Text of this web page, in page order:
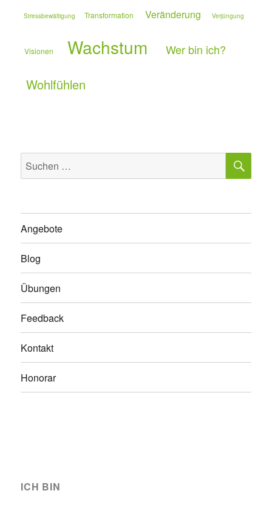
Stressbewältigung Transformation Veränderung Verjüngung
Visionen Wachstum Wer bin ich?
Wohlfühlen
Suchen
nach:
Angebote
Blog
Übungen
Feedback
Kontakt
Honorar
ICH BIN